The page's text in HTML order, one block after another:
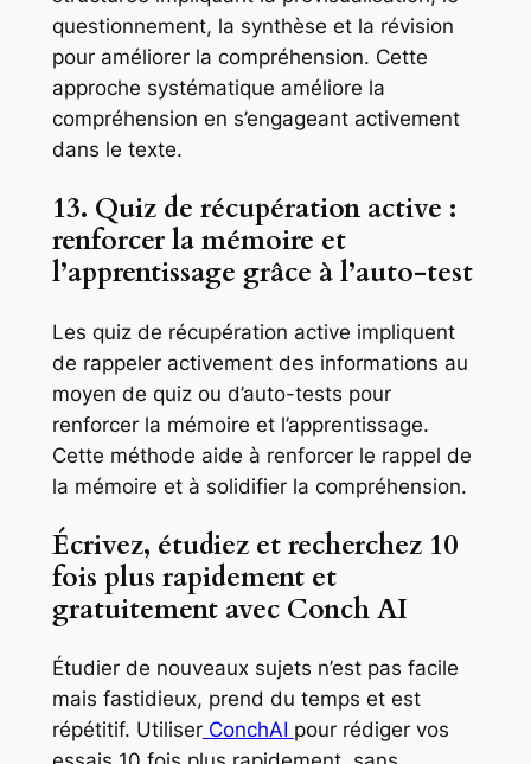
questionnement, la synthèse et la révision
pour améliorer la compréhension. Cette
approche systématique améliore la
compréhension en s’engageant activement
dans le texte.
13. Quiz de récupération active :
renforcer la mémoire et
l’apprentissage grâce à l’auto-test
Les quiz de récupération active impliquent
de rappeler activement des informations au
moyen de quiz ou d’auto-tests pour
renforcer la mémoire et l’apprentissage.
Cette méthode aide à renforcer le rappel de
la mémoire et à solidifier la compréhension.
Écrivez, étudiez et recherchez 10
fois plus rapidement et
gratuitement avec Conch AI
Étudier de nouveaux sujets n’est pas facile
mais fastidieux, prend du temps et est
répétitif. UtiliserConchAI pour rédiger vos